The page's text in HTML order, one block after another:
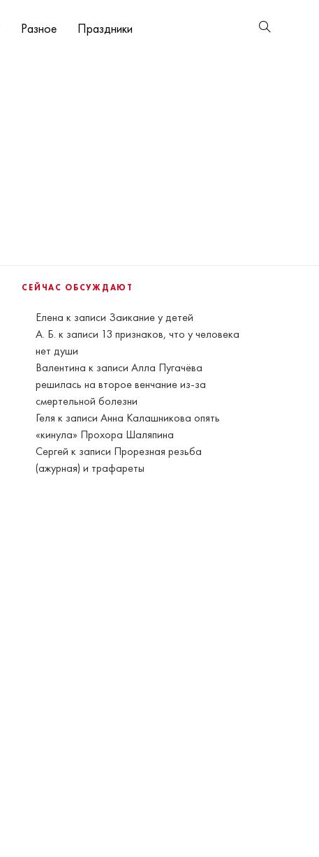
Разное Праздники
СЕЙЧАС ОБСУЖДАЮТ
Елена к записи Заикание у детей
А. Б. к записи 13 признаков, что у человека
нет души
Валентина к записиАлла Пугачёва
решилась на второе венчание из-за
смертельной болезни
Геля к записиАнна Калашникова опять
«кинула» Прохора Шаляпина
Сергей к записи Прорезная резьба
(ажурная) и трафареты